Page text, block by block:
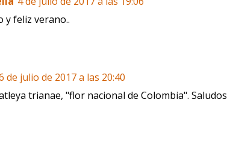
y feliz verano..
de julio de 2017 a las 20:40
trianae, "flor nacional de Colombia". Saludos